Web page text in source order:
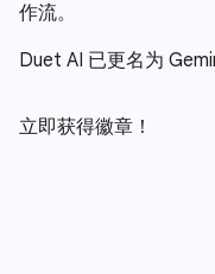
作流。
Duet AI 已更名为
立即获得徽章！